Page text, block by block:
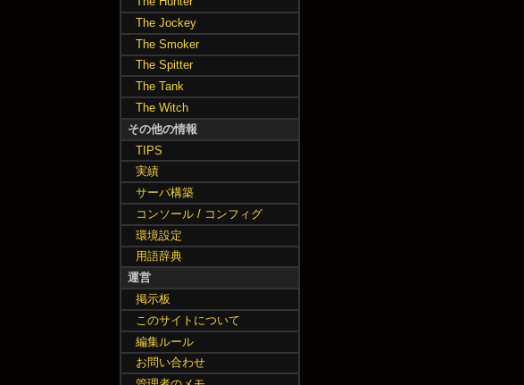
The Jockey
The Smoker
The Spitter
The Tank
The Witch
その他の情報
TIPS
実績
サーバ構築
コンソール / コンフィグ
環境設定
用語辞典
運営
掲示板
このサイトについて
編集ルール
お問い合わせ